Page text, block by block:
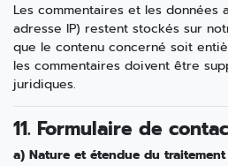
Les commentaires et les données
adresse IP) restent stockés sur
que le contenu concerné soit
les commentaires doivent être
juridiques.
11. Formulaire de
a) Nature et étendue du